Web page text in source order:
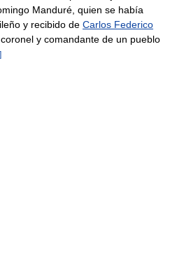
Manduré, quien se había
y recibido de Carlos Federico
y comandante de un pueblo
]